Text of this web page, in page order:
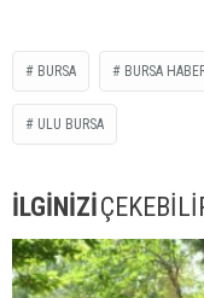
BURSA BURSA
ULU BURSA
İLGİNİZİ